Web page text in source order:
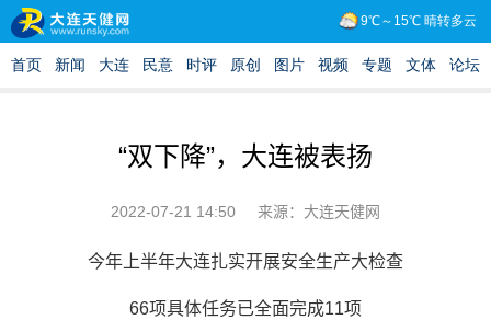
“双下降”，大连被表扬
2022-07-21 14:50 来源：大连天健网
今年上半年大连扎实开展安全生产大检查
66项具体任务已全面完成11项